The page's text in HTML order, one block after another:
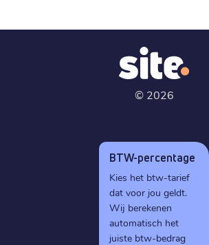
© 2026
BTW-percentage
Kies het btw-tarief
dat voor jou geldt.
Wij berekenen
automatisch het
juiste btw-bedrag